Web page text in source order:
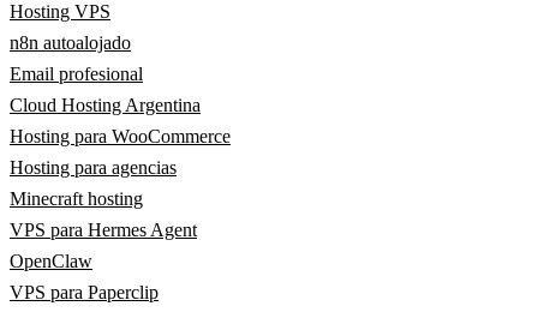
Hosting VPS
n8n autoalojado
Email profesional
Cloud Hosting Argentina
Hosting para WooCommerce
Hosting para agencias
Minecraft hosting
VPS para Hermes Agent
OpenClaw
VPS para Paperclip